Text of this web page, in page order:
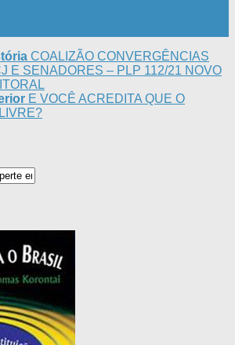
COALIZÃO CONVERGÊNCIAS
E SENADORES – PLP 112/21 NOVO
E VOCÊ ACREDITA QUE O